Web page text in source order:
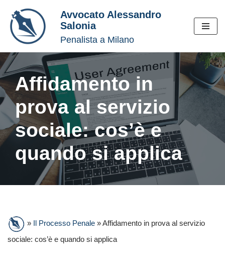
Vai
al
contenuto
Avvocato Alessandro
Salonia
Penalista a Milano
Affidamento in
prova al servizio
sociale: cos’è e
quando si applica
» Il Processo Penale »Affidamento in prova al servizio
sociale: cos’è e quando si applica